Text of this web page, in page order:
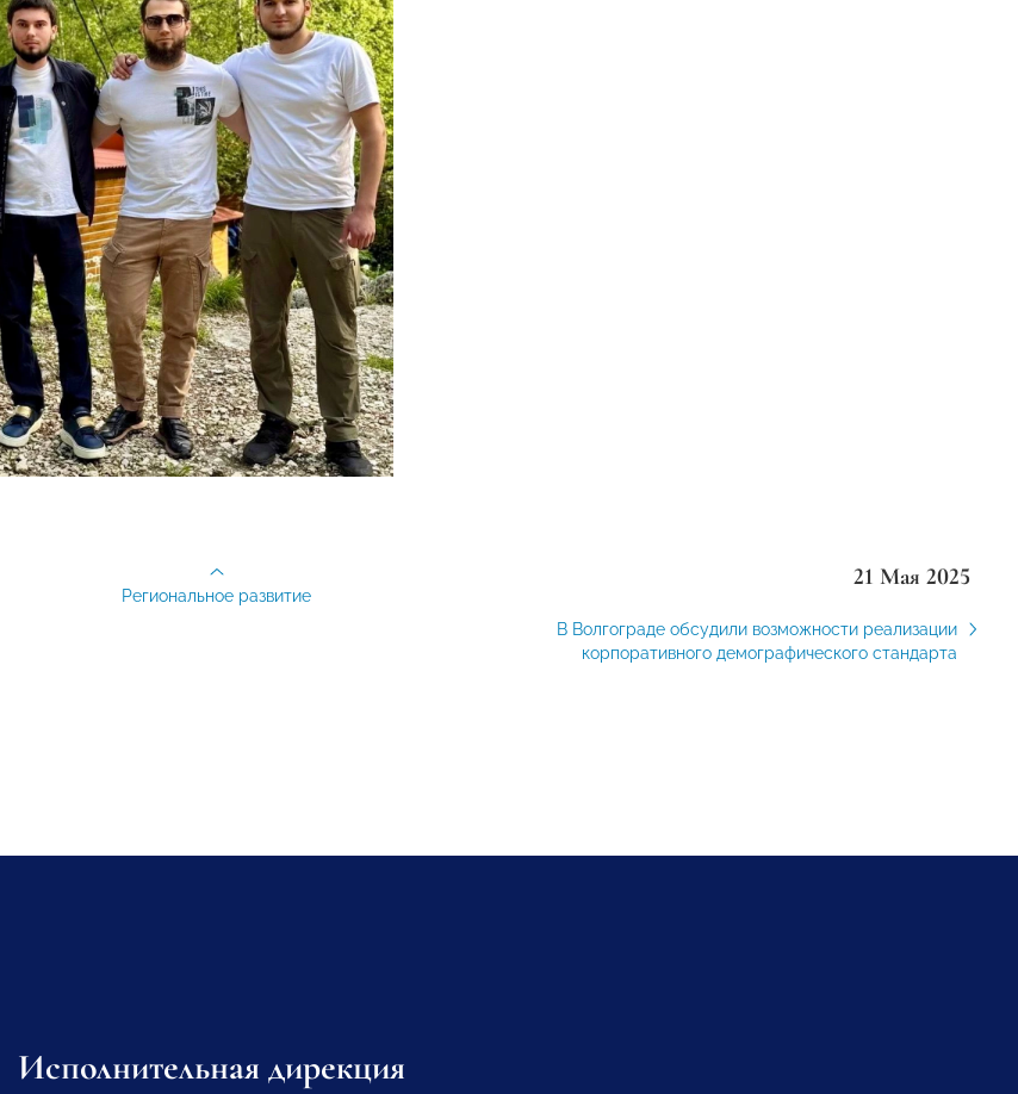
21 Мая 2025
В Волгограде обсудили возможности реализации
корпоративного демографического стандарта
Региональное развитие
Исполнительная дирекция